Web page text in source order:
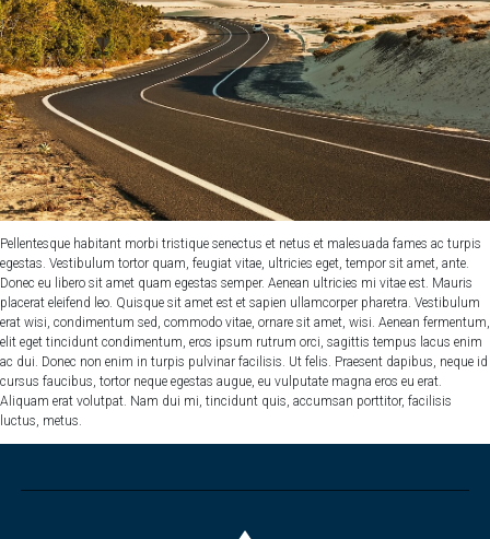
Pellentesque habitant morbi tristique senectus et netus et malesuada fames ac turpis
egestas. Vestibulum tortor quam, feugiat vitae, ultricies eget, tempor sit amet, ante.
Donec eu libero sit amet quam egestas semper. Aenean ultricies mi vitae est. Mauris
placerat eleifend leo. Quisque sit amet est et sapien ullamcorper pharetra. Vestibulum
erat wisi, condimentum sed, commodo vitae, ornare sit amet, wisi. Aenean fermentum,
elit eget tincidunt condimentum, eros ipsum rutrum orci, sagittis tempus lacus enim
ac dui. Donec non enim in turpis pulvinar facilisis. Ut felis. Praesent dapibus, neque id
cursus faucibus, tortor neque egestas augue, eu vulputate magna eros eu erat.
Aliquam erat volutpat. Nam dui mi, tincidunt quis, accumsan porttitor, facilisis
luctus, metus.